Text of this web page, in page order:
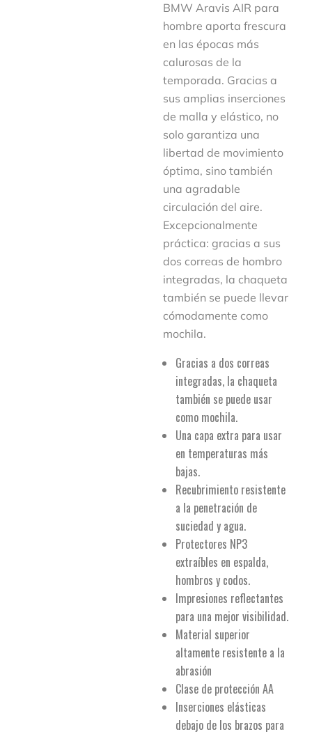
BMW Aravis AIR para
hombre aporta frescura
en las épocas más
calurosas de la
temporada. Gracias a
sus amplias inserciones
de malla y elástico, no
solo garantiza una
libertad de movimiento
óptima, sino también
una agradable
circulación del aire.
Excepcionalmente
práctica: gracias a sus
dos correas de hombro
integradas, la chaqueta
también se puede llevar
cómodamente como
mochila.
Gracias a dos correas
integradas, la chaqueta
también se puede usar
como mochila.
Una capa extra para usar
en temperaturas más
bajas.
Recubrimiento resistente
a la penetración de
suciedad y agua.
Protectores NP3
extraíbles en espalda,
hombros y codos.
Impresiones reflectantes
para una mejor visibilidad.
Material superior
altamente resistente a la
abrasión
Clase de protección AA
Inserciones elásticas
debajo de los brazos para